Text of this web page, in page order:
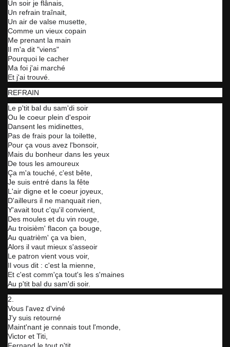
Un soir je flânais,
Un refrain traînait,
Un air de valse musette,
Comme un vieux copain
Me prenant la main
Il m'a dit "viens"
Pourquoi le cacher
Ma foi j'ai marché
Et j'ai trouvé.
REFRAIN
Le p'tit bal du sam'di soir
Ou le coeur plein d'espoir
Dansent les midinettes,
Pas de frais pour la toilette,
Pour ça vous avez l'bonsoir,
Mais du bonheur dans les yeux
De tous les amoureux
Ça m'a touché, c'est bête,
Je suis entré dans la fête
L'air digne et le coeur joyeux,
D'ailleurs il ne manquait rien,
Y'avait tout c'qu'il convient,
Des moules et du vin rouge,
Au troisièm' flacon ça bouge,
Au quatrièm' ça va bien,
Alors il vaut mieux s'asseoir
Le patron vient vous voir,
Il vous dit : c'est la mienne,
Et c'est comm'ça tout's les s'maines
Au p'tit bal du sam'di soir.
2.
Vous l'avez d'viné
J'y suis retourné
Maint'nant je connais tout l'monde,
Victor et Titi,